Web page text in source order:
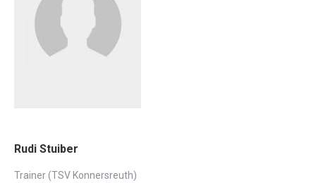
Rudi Stuiber
Trainer (TSV Konnersreuth)